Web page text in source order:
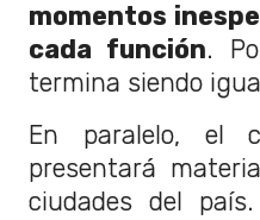
momentos
cada función.
termina siendo
En paralelo, el
presentará
ciudades del